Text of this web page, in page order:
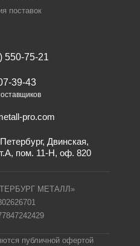
поставок
550-75-21
39-43
pro.com
Двинская,
пом. 11-Н, оф. 820
МЕТАЛЛ»
публичной офертой